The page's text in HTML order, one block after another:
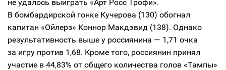
не удалось выиграть «Арт Росс Трофи».
В бомбардирской гонке Кучерова (130) обогнал
капитан «Ойлерз» Коннор Макдэвид (138). Однако
результативность выше у россиянина — 1,71 очка
за игру против 1,68. Кроме того, россиянин принял
участие в 44,83% от общего количества голов «Тампы»